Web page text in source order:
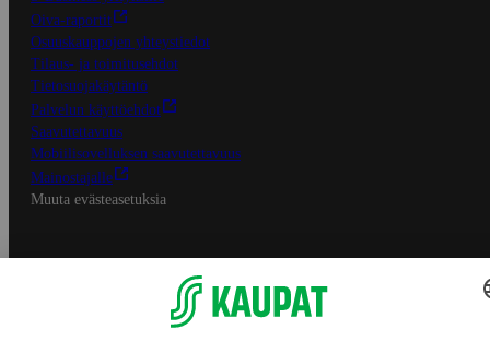
Oiva-raportit
Osuuskauppojen yhteystiedot
Tilaus- ja toimitusehdot
Tietosuojakäytäntö
Palvelun käyttöehdot
Saavutettavuus
Mobiilisovelluksen saavutettavuus
Mainostajalle
Muuta evästeasetuksia
S-ryhmän palvelut